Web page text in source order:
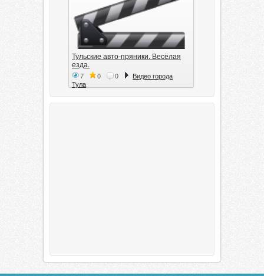
Тульские авто-пряники. Весёлая
езда.
7 0 0
Видео города
Тула